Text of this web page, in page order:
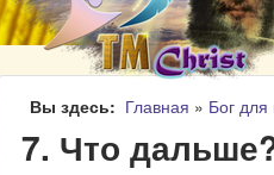
Вы здесь Главная » Бог для
7. Что